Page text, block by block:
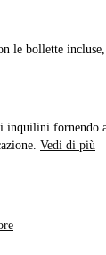
le bollette
fornendo
Vedi di più